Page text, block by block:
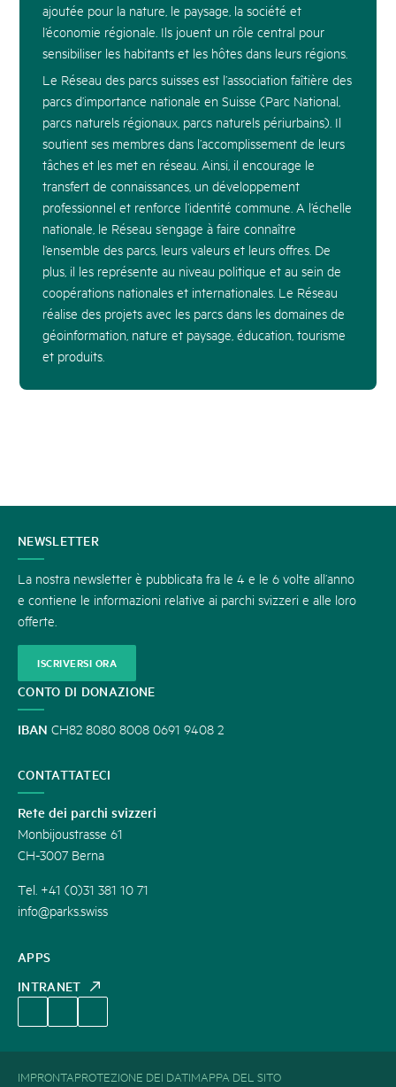
ajoutée pour la nature, le paysage, la société et
l’économie régionale. Ils jouent un rôle central pour
sensibiliser les habitants et les hôtes dans leurs régions.
Le Réseau des parcs suisses est l’association faîtière des
parcs d’importance nationale en Suisse (Parc National,
parcs naturels régionaux, parcs naturels périurbains). Il
soutient ses membres dans l’accomplissement de leurs
tâches et les met en réseau. Ainsi, il encourage le
transfert de connaissances, un développement
professionnel et renforce l’identité commune. A l’échelle
nationale, le Réseau s’engage à faire connaître
l’ensemble des parcs, leurs valeurs et leurs offres. De
plus, il les représente au niveau politique et au sein de
coopérations nationales et internationales. Le Réseau
réalise des projets avec les parcs dans les domaines de
géoinformation, nature et paysage, éducation, tourisme
et produits.
CONTATTATECI
APPS
INTRANET
NEWSLETTER
La nostra newsletter è pubblicata fra le 4 e le 6 volte all’anno
e contiene le informazioni relative ai parchi svizzeri e alle loro
offerte.
ISCRIVERSI ORA
CONTO DI DONAZIONE
IBAN CH82 8080 8008 0691 9408 2
CONTATTATECI
Rete dei parchi svizzeri
Monbijoustrasse 61
CH-3007 Berna
Tel. +41 (0)31 381 10 71
info@parks.swiss
IMPRONTAPROTEZIONE DEI DATIMAPPA DEL SITO